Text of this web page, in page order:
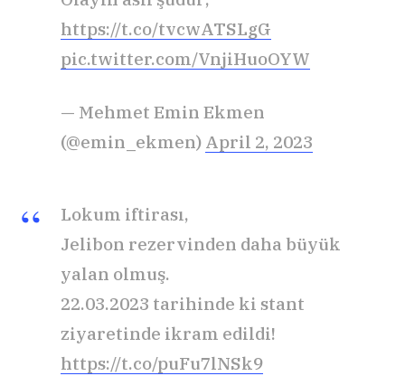
https://t.co/tvcwATSLgG
pic.twitter.com/VnjiHuoOYW
— Mehmet Emin Ekmen
(@emin_ekmen) April 2, 2023
Lokum iftirası,
Jelibon rezervinden daha büyük
yalan olmuş.
22.03.2023 tarihinde ki stant
ziyaretinde ikram edildi!
https://t.co/puFu7lNSk9